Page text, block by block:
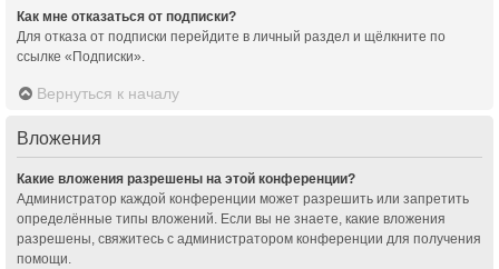
Как мне отказаться от подписки?
Для отказа от подписки перейдите в личный раздел и щёлкните по
ссылке «Подписки».
Вернуться к началу
Вложения
Какие вложения разрешены на этой конференции?
Администратор каждой конференции может разрешить или запретить
определённые типы вложений. Если вы не знаете, какие вложения
разрешены, свяжитесь с администратором конференции для получения
помощи.